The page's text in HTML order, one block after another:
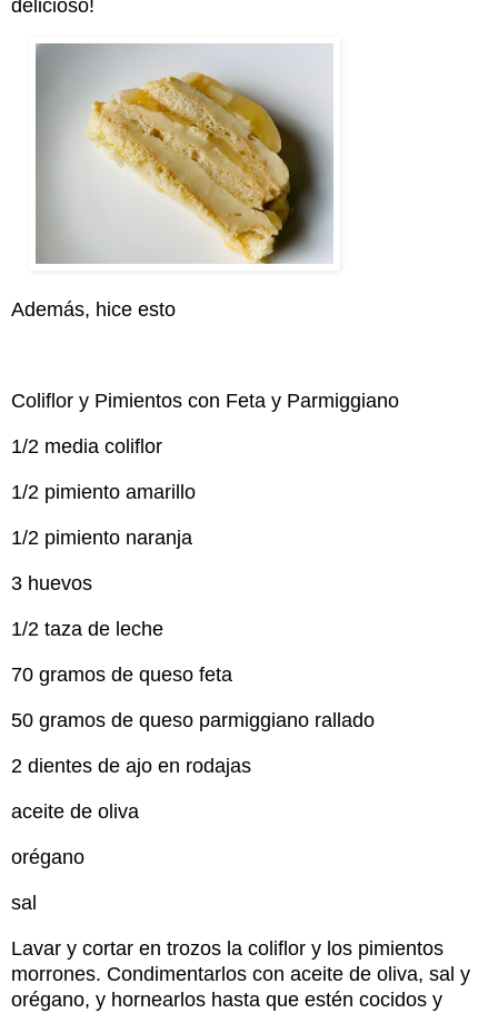
delicioso!
Además, hice esto
Coliflor y Pimientos con Feta y Parmiggiano
1/2 media coliflor
1/2 pimiento amarillo
1/2 pimiento naranja
3 huevos
1/2 taza de leche
70 gramos de queso feta
50 gramos de queso parmiggiano rallado
2 dientes de ajo en rodajas
aceite de oliva
orégano
sal
Lavar y cortar en trozos la coliflor y los pimientos
morrones. Condimentarlos con aceite de oliva, sal y
orégano, y hornearlos hasta que estén cocidos y